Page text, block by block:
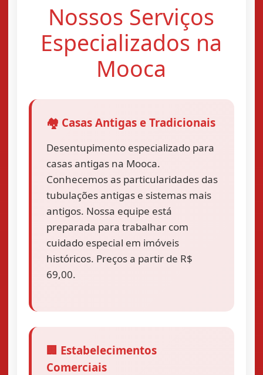
Nossos Serviços
Especializados na
Mooca
🏘️ Casas Antigas e Tradicionais
Desentupimento especializado para
casas antigas na Mooca.
Conhecemos as particularidades das
tubulações antigas e sistemas mais
antigos. Nossa equipe está
preparada para trabalhar com
cuidado especial em imóveis
históricos. Preços a partir de R$
69,00.
🏢 Estabelecimentos
Comerciais